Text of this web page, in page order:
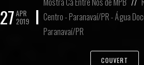
27APR
2019
Centro - Paranavaí/PR - Água
Paranavaí/PR
COUVERT